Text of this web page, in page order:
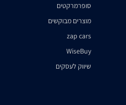
סופרמרקטים
מוצרים מבוקשים
zap cars
WiseBuy
שיווק לעסקים